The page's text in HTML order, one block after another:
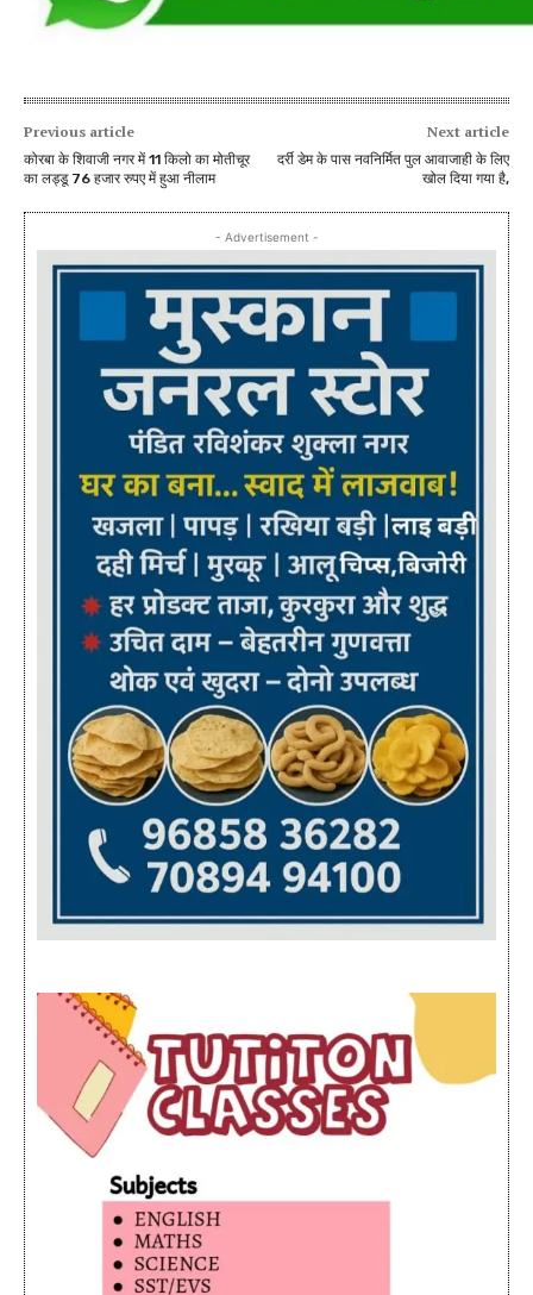
Previous article
कोरबा के शिवाजी नगर में 11 किलो का मोतीचूर
का लड्डू 76 हजार रुपए में हुआ नीलाम
Next article
दर्री डेम के पास नवनिर्मित पुल आवाजाही के लिए
खोल दिया गया है,
- Advertisement -